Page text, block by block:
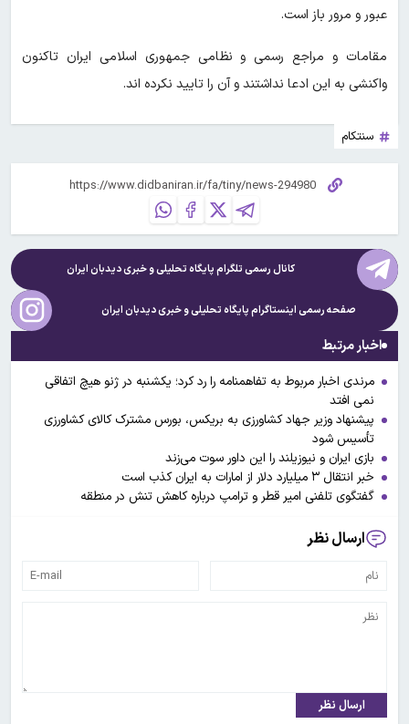
عبور و مرور باز است.
مقامات و مراجع رسمی و نظامی جمهوری اسلامی ایران تاکنون
واکنشی به این ادعا نداشتند و آن را تایید نکرده اند.
سنتکام
کانال رسمی تلگرام پایگاه تحلیلی و خبریدیدبان ایران
صفحه رسمی اینستاگرام پایگاه تحلیلی و خبریدیدبان ایران
اخبار مرتبط
مرندی اخبار مربوط به تفاهمنامه را رد کرد؛ یکشنبه در ژنو هیچ اتفاقی
نمی افتد
پیشنهاد وزیر جهاد کشاورزی به بریکس، بورس مشترک کالای کشاورزی
تأسیس شود
بازی ایران و نیوزیلند را این داور سوت می‌زند
خبر انتقال ۳ میلیارد دلار از امارات به ایران کذب است
گفتگوی تلفنی امیر قطر و ترامپ درباره کاهش تنش در منطقه
ارسال نظر
ارسال نظر